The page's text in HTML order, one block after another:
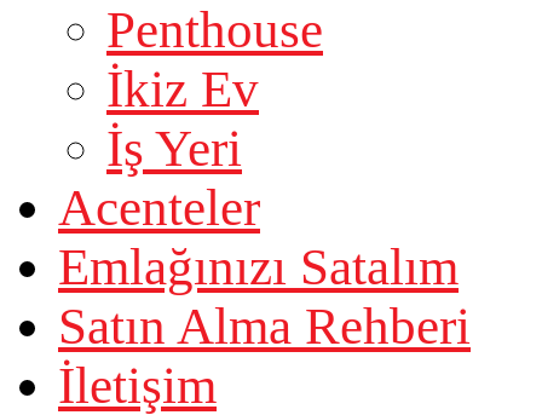
Penthouse
İkiz Ev
İş Yeri
Acenteler
Emlağınızı Satalım
Satın Alma Rehberi
İletişim